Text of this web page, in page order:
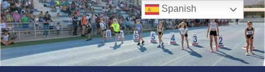
Saltar
al
contenido
Spanish